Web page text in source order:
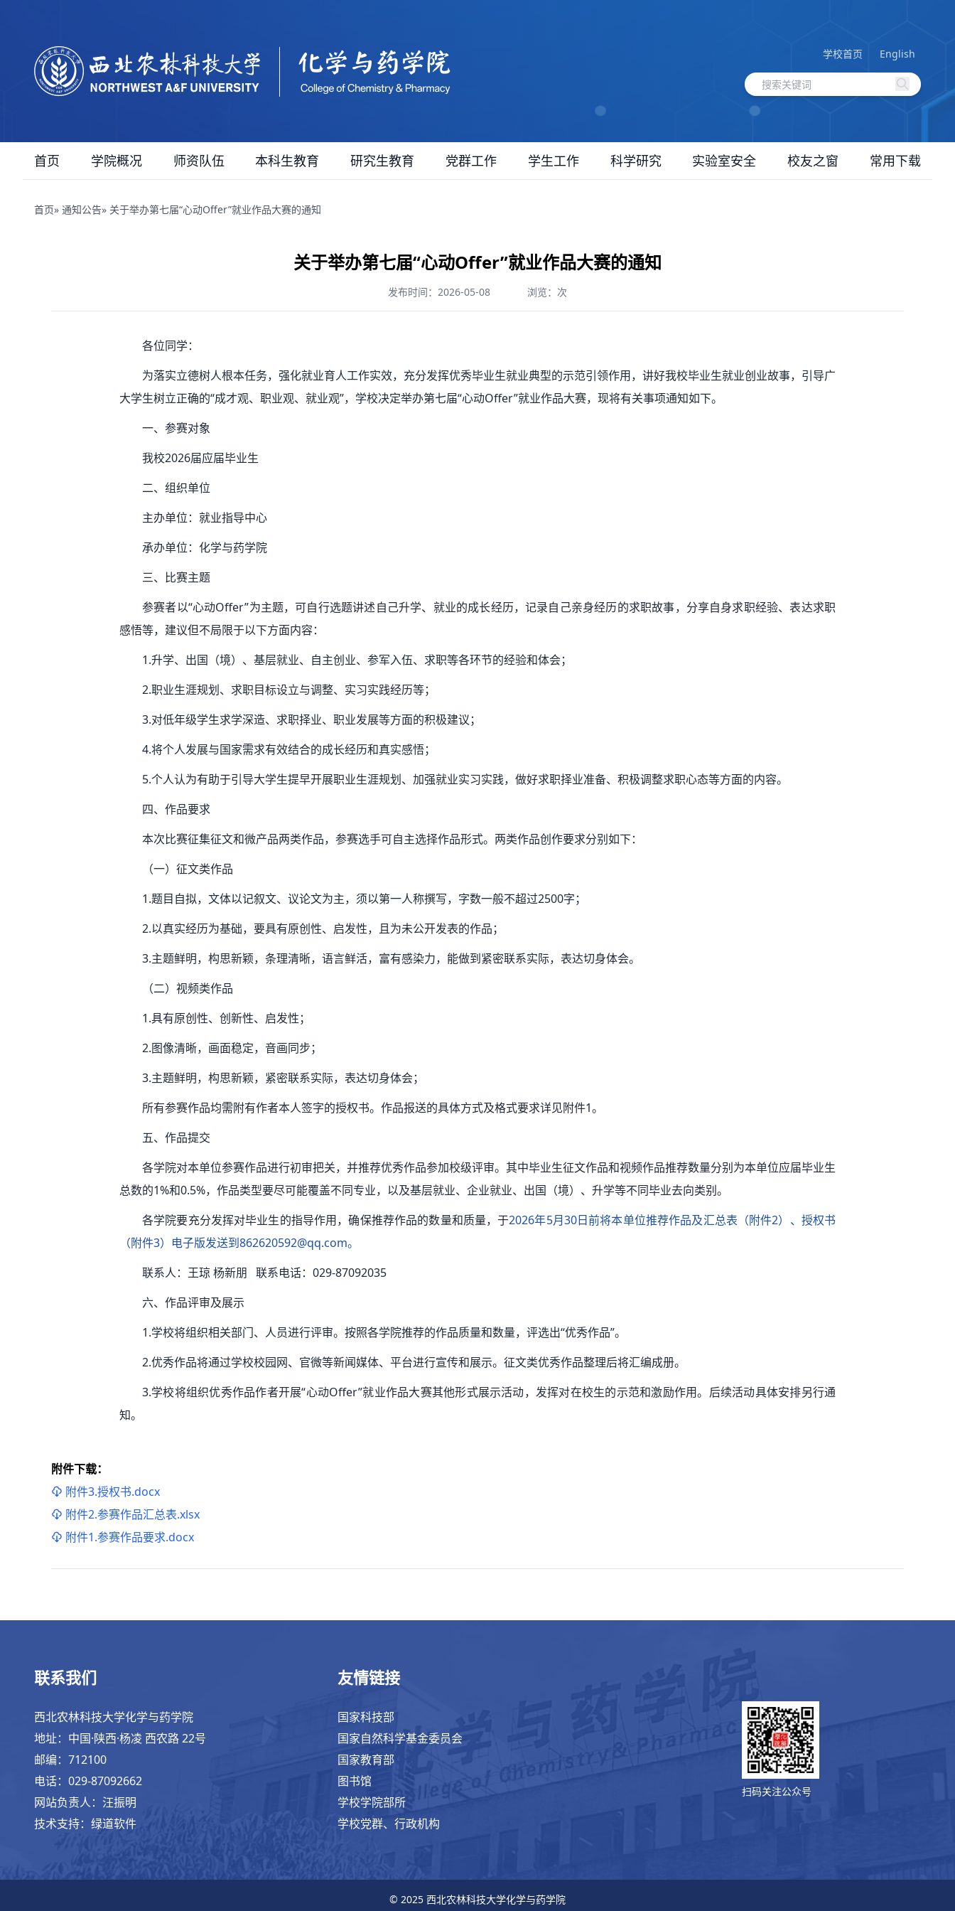
学校首页 English
首页 学院概况 师资队伍 本科生教育 研究生教育 党群工作 学生工作 科学研究 实验室安全 校友之窗 常用下载
首页» 通知公告» 关于举办第七届“心动Offer”就业作品大赛的通知
关于举办第七届“心动Offer”就业作品大赛的通知
发布时间：2026-05-08 浏览： 次
各位同学：
为落实立德树人根本任务，强化就业育人工作实效，充分发挥优秀毕业生就业典型的示范引领作用，讲好我校毕业生就业创业故事，引导广
大学生树立正确的“成才观、职业观、就业观”，学校决定举办第七届“心动Offer”就业作品大赛，现将有关事项通知如下。
一、参赛对象
我校2026届应届毕业生
二、组织单位
主办单位：就业指导中心
承办单位：化学与药学院
三、比赛主题
参赛者以“心动Offer”为主题，可自行选题讲述自己升学、就业的成长经历，记录自己亲身经历的求职故事，分享自身求职经验、表达求职
感悟等，建议但不局限于以下方面内容：
1.升学、出国（境）、基层就业、自主创业、参军入伍、求职等各环节的经验和体会；
2.职业生涯规划、求职目标设立与调整、实习实践经历等；
3.对低年级学生求学深造、求职择业、职业发展等方面的积极建议；
4.将个人发展与国家需求有效结合的成长经历和真实感悟；
5.个人认为有助于引导大学生提早开展职业生涯规划、加强就业实习实践，做好求职择业准备、积极调整求职心态等方面的内容。
四、作品要求
本次比赛征集征文和微产品两类作品，参赛选手可自主选择作品形式。两类作品创作要求分别如下：
（一）征文类作品
1.题目自拟，文体以记叙文、议论文为主，须以第一人称撰写，字数一般不超过2500字；
2.以真实经历为基础，要具有原创性、启发性，且为未公开发表的作品；
3.主题鲜明，构思新颖，条理清晰，语言鲜活，富有感染力，能做到紧密联系实际，表达切身体会。
（二）视频类作品
1.具有原创性、创新性、启发性；
2.图像清晰，画面稳定，音画同步；
3.主题鲜明，构思新颖，紧密联系实际，表达切身体会；
所有参赛作品均需附有作者本人签字的授权书。作品报送的具体方式及格式要求详见附件1。
五、作品提交
各学院对本单位参赛作品进行初审把关，并推荐优秀作品参加校级评审。其中毕业生征文作品和视频作品推荐数量分别为本单位应届毕业生
总数的1%和0.5%，作品类型要尽可能覆盖不同专业，以及基层就业、企业就业、出国（境）、升学等不同毕业去向类别。
各学院要充分发挥对毕业生的指导作用，确保推荐作品的数量和质量，于2026年5月30日前将本单位推荐作品及汇总表（附件2）、授权书
（附件3）电子版发送到862620592@qq.com。
联系人：王琼 杨新朋 联系电话：029-87092035
六、作品评审及展示
1.学校将组织相关部门、人员进行评审。按照各学院推荐的作品质量和数量，评选出“优秀作品”。
2.优秀作品将通过学校校园网、官微等新闻媒体、平台进行宣传和展示。征文类优秀作品整理后将汇编成册。
3.学校将组织优秀作品作者开展“心动Offer”就业作品大赛其他形式展示活动，发挥对在校生的示范和激励作用。后续活动具体安排另行通
知。
附件下载：
附件3.授权书.docx
附件2.参赛作品汇总表.xlsx
附件1.参赛作品要求.docx
联系我们
西北农林科技大学化学与药学院
地址：中国·陕西·杨凌 西农路 22号
邮编：712100
电话：029-87092662
网站负责人：汪振明
技术支持：绿道软件
友情链接
国家科技部
国家自然科学基金委员会
国家教育部
图书馆
学校学院部所
学校党群、行政机构
扫码关注公众号
© 2025 西北农林科技大学化学与药学院